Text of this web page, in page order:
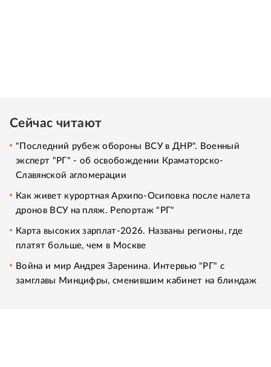
Сейчас читают
"Последний рубеж обороны ВСУ в ДНР". Военный
эксперт "РГ" - об освобождении Краматорско-
Славянской агломерации
Как живет курортная Архипо-Осиповка после налета
дронов ВСУ на пляж. Репортаж "РГ"
Карта высоких зарплат-2026. Названы регионы, где
платят больше, чем в Москве
Война и мир Андрея Заренина. Интервью "РГ" с
замглавы Минцифры, сменившим кабинет на блиндаж